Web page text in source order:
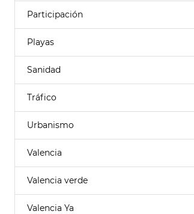
Participación
Playas
Sanidad
Tráfico
Urbanismo
Valencia
Valencia verde
Valencia Ya